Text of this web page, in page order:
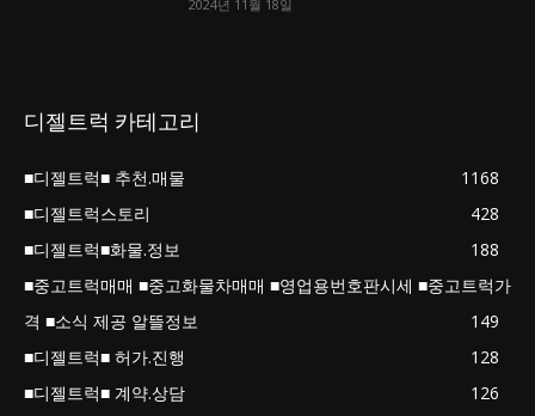
2024년 11월 18일
디젤트럭 카테고리
■디젤트럭■ 추천.매물
1168
■디젤트럭스토리
428
■디젤트럭■화물.정보
188
■중고트럭매매 ■중고화물차매매 ■영업용번호판시세 ■중고트럭가
격 ■소식 제공 알뜰정보
149
■디젤트럭■ 허가.진행
128
■디젤트럭■ 계약.상담
126